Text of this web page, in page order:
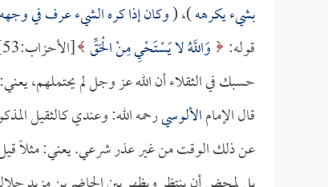
بشيء يكرهه)، (وكان إذا كره الشيء عرف في
قوله:
وَاللَّهُ لا يَسْتَحْيِ مِنْ الْحَقِّ [الأحزاب:53]، الله جل جلاله لا يستحيي أن يقول الحق، قالت أمنا
حسبك في الثقلاء أن الله عز وجل لم يحتملهم،
قال الإمامالألوسيرحمه الله: وعندي كالثقيل
عن ذلك الوقت من غير عذر شرعي. يعني: مثلاً قيل